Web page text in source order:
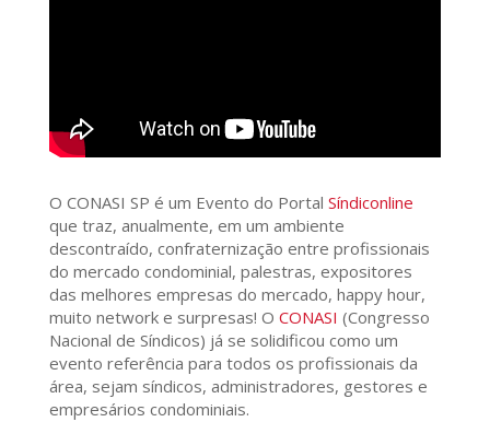
O CONASI SP é um Evento do Portal Síndiconline
que traz, anualmente, em um ambiente
descontraído, confraternização entre profissionais
do mercado condominial, palestras, expositores
das melhores empresas do mercado, happy hour,
muito network e surpresas! O CONASI (Congresso
Nacional de Síndicos) já se solidificou como um
evento referência para todos os profissionais da
área, sejam síndicos, administradores, gestores e
empresários condominiais.